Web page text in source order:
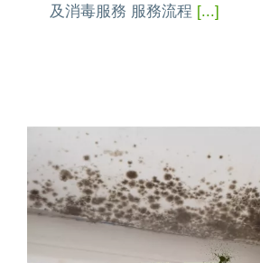
及消毒服務 服務流程 [...]